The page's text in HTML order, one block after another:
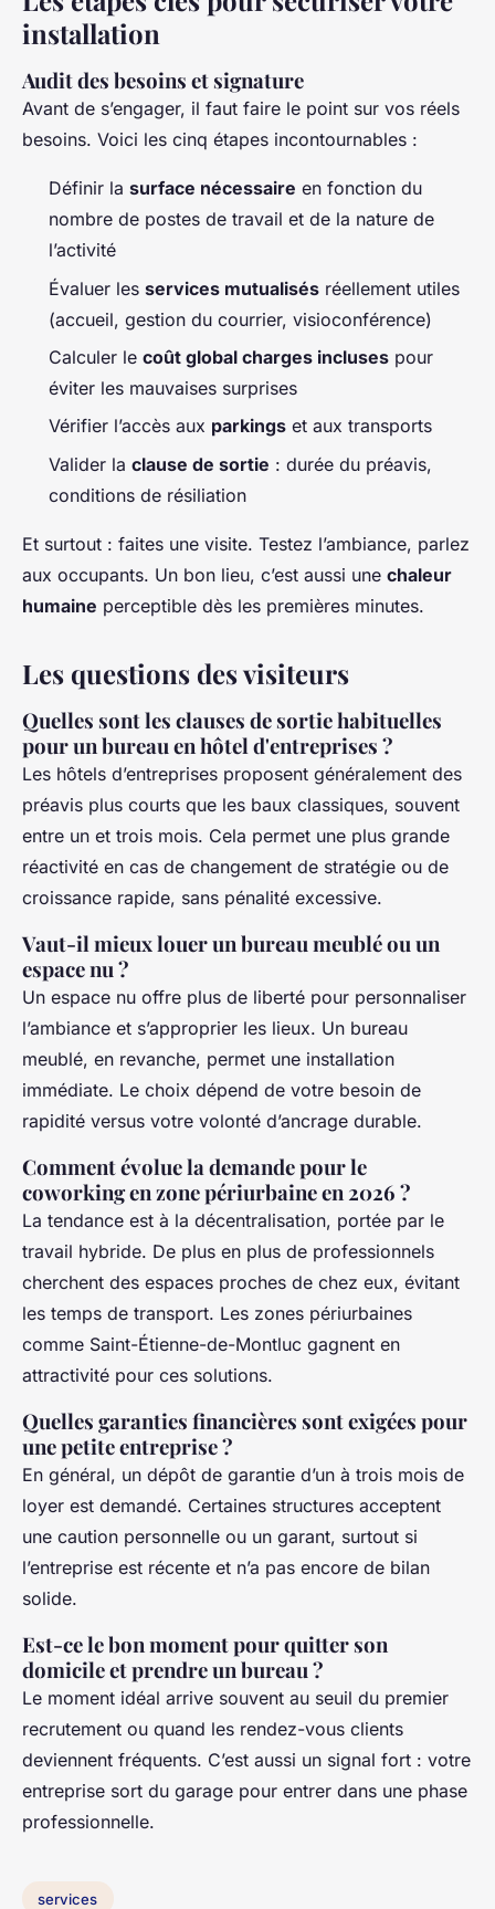
installation
Audit des besoins et signature
Avant de s’engager, il faut faire le point sur vos réels
besoins. Voici les cinq étapes incontournables :
Définir la surface nécessaire en fonction du
nombre de postes de travail et de la nature de
l’activité
Évaluer les services mutualisés réellement utiles
(accueil, gestion du courrier, visioconférence)
Calculer le coût global charges incluses pour
éviter les mauvaises surprises
Vérifier l’accès aux parkings et aux transports
Valider la clause de sortie : durée du préavis,
conditions de résiliation
Et surtout : faites une visite. Testez l’ambiance, parlez
aux occupants. Un bon lieu, c’est aussi une chaleur
humaine perceptible dès les premières minutes.
Les questions des visiteurs
Quelles sont les clauses de sortie habituelles
pour un bureau en hôtel d'entreprises ?
Les hôtels d’entreprises proposent généralement des
préavis plus courts que les baux classiques, souvent
entre un et trois mois. Cela permet une plus grande
réactivité en cas de changement de stratégie ou de
croissance rapide, sans pénalité excessive.
Vaut-il mieux louer un bureau meublé ou un
espace nu ?
Un espace nu offre plus de liberté pour personnaliser
l’ambiance et s’approprier les lieux. Un bureau
meublé, en revanche, permet une installation
immédiate. Le choix dépend de votre besoin de
rapidité versus votre volonté d’ancrage durable.
Comment évolue la demande pour le
coworking en zone périurbaine en 2026 ?
La tendance est à la décentralisation, portée par le
travail hybride. De plus en plus de professionnels
cherchent des espaces proches de chez eux, évitant
les temps de transport. Les zones périurbaines
comme Saint-Étienne-de-Montluc gagnent en
attractivité pour ces solutions.
Quelles garanties financières sont exigées pour
une petite entreprise ?
En général, un dépôt de garantie d’un à trois mois de
loyer est demandé. Certaines structures acceptent
une caution personnelle ou un garant, surtout si
l’entreprise est récente et n’a pas encore de bilan
solide.
Est-ce le bon moment pour quitter son
domicile et prendre un bureau ?
Le moment idéal arrive souvent au seuil du premier
recrutement ou quand les rendez-vous clients
deviennent fréquents. C’est aussi un signal fort : votre
entreprise sort du garage pour entrer dans une phase
professionnelle.
services